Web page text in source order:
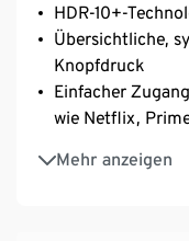
HDR-10+-
Übersichtliche,
Knopfdruck
Einfacher
wie Netflix,
Mehr anzeigen
Mit integriertem